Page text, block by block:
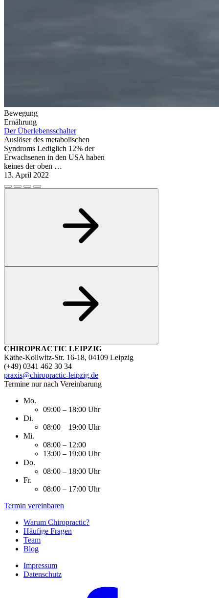
Bewegung
Ernährung
Der Überlebensschalter
Auslöser des metabolischen
Syndroms Lediglich 12% der
Erwachsenen in den USA haben
keines der oben …
13. April 2022
CHIROPRACTIC LEIPZIG
Käthe-Kollwitz-Str. 16-18, 04109 Leipzig
(+49) 0341 462 30 34
praxis@chiropractic-leipzig.de
Termine nur nach Vereinbarung
Mo.
09:00 – 18:00 Uhr
Di.
08:00 – 19:00 Uhr
Mi.
08:00 – 12:00
13:00 – 19:00 Uhr
Do.
08:00 – 18:00 Uhr
Fr.
08:00 – 17:00 Uhr
Termin vereinbaren
Warum Chiropractic?
Häufige Fragen
Team
Blog
Impressum
Datenschutz